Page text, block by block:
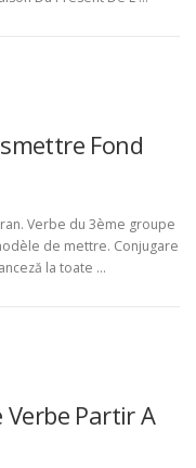
Fond
Verbe du 3ème groupe
de mettre. Conjugare
la toate …
Partir A